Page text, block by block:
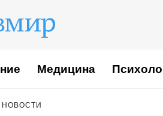
Медицина
НОВОСТИ